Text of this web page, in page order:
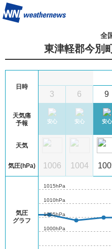
全
東津軽郡今別
日時
天気痛
予報
天気
気圧(hPa)
気圧
グラフ
安心
1006
3
安心
1006
6
安心
1004
9
安心
1000hPa
1005hPa
1010hPa
1015hPa